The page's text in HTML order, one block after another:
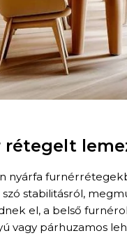
nyárfa
stabilitásról,
el, a belső
vagy párhuzamos